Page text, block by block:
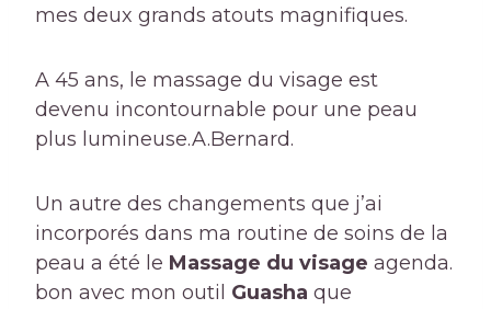
mes deux grands atouts magnifiques.
A 45 ans, le massage du visage est
devenu incontournable pour une peau
plus lumineuse.A.Bernard.
Un autre des changements que j’ai
incorporés dans ma routine de soins de la
peau a été le Massage du visage agenda.
bon avec mon outil Guasha que